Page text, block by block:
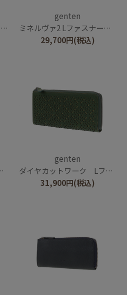
genten
ミネルヴァ2 Lファスナー長財布
29,700円(税込)
genten
ダイヤカットワーク Lファスナー長財布
31,900円(税込)